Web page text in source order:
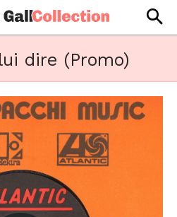
dire (Promo)